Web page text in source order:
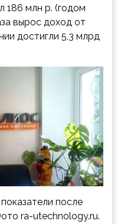
186 млн р. (годом
вырос доход от
достигли 5,3 млрд
после
ra-utechnology.ru.